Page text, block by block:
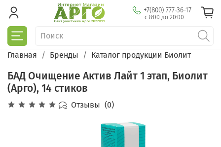
+7(800) 777-36-17
с 8:00 до 20:00
Главная Бренды Каталог продукции Биолит
БАД Очищение Актив Лайт 1 этап, Биолит
(Арго), 14 стиков
Отзывы (0)